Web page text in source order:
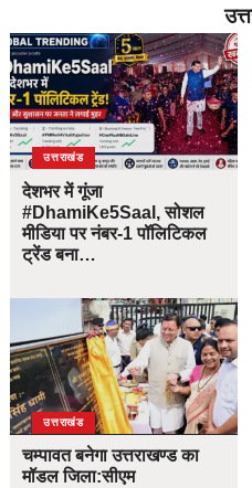
उत्तराखंड
देशभर में गूंजा
#DhamiKe5Saal, सोशल
मीडिया पर नंबर-1 पॉलिटिकल
ट्रेंड बना…
उत्तराखंड
चम्पावत बनेगा उत्तराखण्ड का
मॉडल जिला:सीएम